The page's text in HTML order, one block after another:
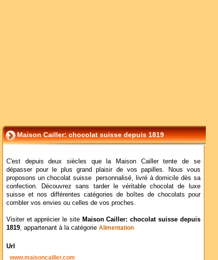
Maison Cailler: chocolat suisse depuis 1819
C'est depuis deux siècles que la Maison Cailler tente de se
dépasser pour le plus grand plaisir de vos papilles. Nous vous
proposons un chocolat suisse personnalisé, livré à domicile dès sa
confection. Découvrez sans tarder le véritable chocolat de luxe
suisse et nos différentes catégories de boîtes de chocolats pour
combler vos envies ou celles de vos proches.
Visiter et apprécier le site Maison Cailler: chocolat suisse depuis
1819, appartenant à la catégorie Alimentation
Url
www.maisoncailler.com